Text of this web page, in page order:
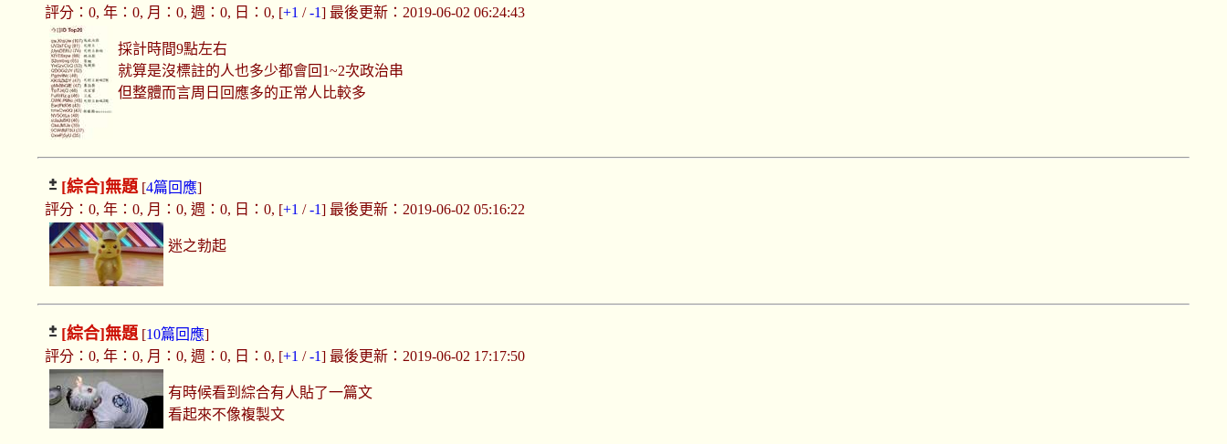
評分：0, 年：0, 月：0, 週：0, 日：0, [+1 /-1] 最後更新：2019-06-02 06:24:43
採計時間9點左右
就算是沒標註的人也多少都會回1~2次政治串
但整體而言周日回應多的正常人比較多
[綜合]無題 [4篇回應]
評分：0, 年：0, 月：0, 週：0, 日：0, [+1 /-1] 最後更新：2019-06-02 05:16:22
迷之勃起
[綜合]無題 [10篇回應]
評分：0, 年：0, 月：0, 週：0, 日：0, [+1 /-1] 最後更新：2019-06-02 17:17:50
有時候看到綜合有人貼了一篇文
看起來不像複製文